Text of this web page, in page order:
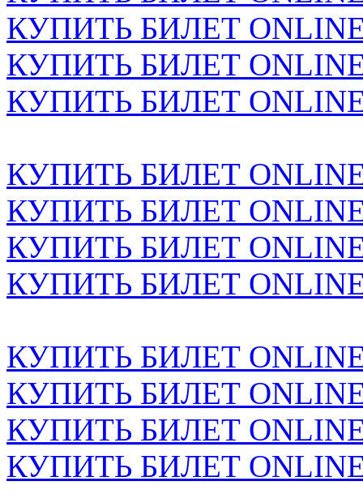
КУПИТЬ БИЛЕТ ONLINE
КУПИТЬ БИЛЕТ ONLINE
КУПИТЬ БИЛЕТ ONLINE
КУПИТЬ БИЛЕТ ONLINE
КУПИТЬ БИЛЕТ ONLINE
КУПИТЬ БИЛЕТ ONLINE
КУПИТЬ БИЛЕТ ONLINE
КУПИТЬ БИЛЕТ ONLINE
КУПИТЬ БИЛЕТ ONLINE
КУПИТЬ БИЛЕТ ONLINE
КУПИТЬ БИЛЕТ ONLINE